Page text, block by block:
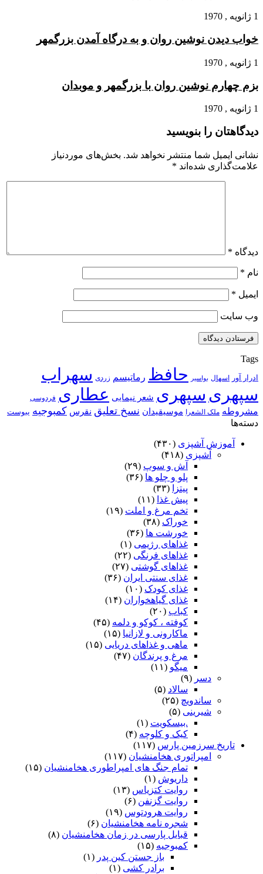
1 ژانویه , 1970
خواب دیدن نوشین روان و به درگاه آمدن بزرگمهر
1 ژانویه , 1970
بزم چهارم نوشین روان با بزرگمهر و موبدان
1 ژانویه , 1970
دیدگاهتان را بنویسید
نشانی ایمیل شما منتشر نخواهد شد. بخش‌های موردنیاز
علامت‌گذاری شده‌اند *
دیدگاه *
نام *
ایمیل *
وب‌ سایت
Tags
ادرار آور اسهال بواسیر حافظ رماتیسم زردی سهراب
سپهری سپهری شعر نیمایی عطاری فردوسی
مشروطه ملک الشعرا موسیقیدان نسخ تعلیق نقرس کمبوجیه یبوست
دسته‌ها
آموزش آشپزی (۴۳۰)
آشپزی (۴۱۸)
آش و سوپ (۲۹)
پلو و چلو ها (۳۶)
پیتزا
(۳۳)
پیش غذا (۱۱)
تخم مرغ و املت (۱۹)
خوراک (۳۸)
خورشت ها (۳۶)
غذاهای رژیمی (۱)
غذاهای فرنگی (۲۲)
غذاهای گوشتی (۲۷)
غذای سنتی ایران (۳۶)
غذای کودک (۱۰)
غذای گیاهخواران (۱۴)
کباب (۲۰)
کوفته ، کوکو و دلمه (۴۵)
ماکارونی و لازانیا (۱۵)
ماهی و غذاهای دریایی (۱۵)
مرغ و پرندگان (۴۷)
میگو (۱۱)
دسر (۹)
سالاد (۵)
ساندویچ (۲۵)
شیرینی (۵)
.بیسکویت (۱)
کیک و کلوچه (۴)
تاریخ سرزمین پارس (۱۱۷)
امپراتوری هخامنشیان (۱۱۷)
تمام جنگ های امپراطوری هخامنشیان (۱۵)
داریوش (۱)
روایت کتزیاس (۱۳)
روایت گزنفن (۶)
روایت هرودتوس (۱۹)
شجره نامه هخامنشیان (۶)
قبایل پارسی در زمان هخامنشیان (۸)
کمبوجیه (۱۵)
باز جستن کین پدر (۱)
برادر کشی (۱)